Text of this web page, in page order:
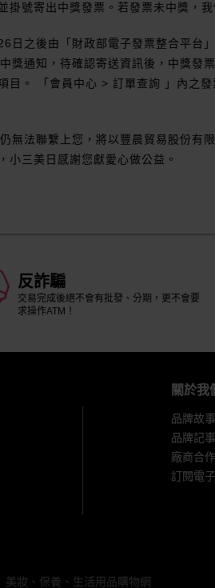
掛號寄出中獎發票。若發票未中獎，我
日之後由「財政部電子發票整合平台
獎通知，待確認寄送資訊後，中獎發
目。 「會員中心 > 訂單查詢 」內之
無法聯繫上您，將以豐晨貿易股份有
小三美日感謝您獻愛心做公益。
反詐騙
交易完成後絕不會有批發、分期，更不會要
求操作ATM！
關於我
品牌故事
品牌記事
廠商合作
訂閱電
美妝、保養、生活用品購物網